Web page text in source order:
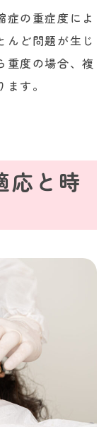
症の重症度によ
んど問題が生じ
重度の場合、複
す。
応と時